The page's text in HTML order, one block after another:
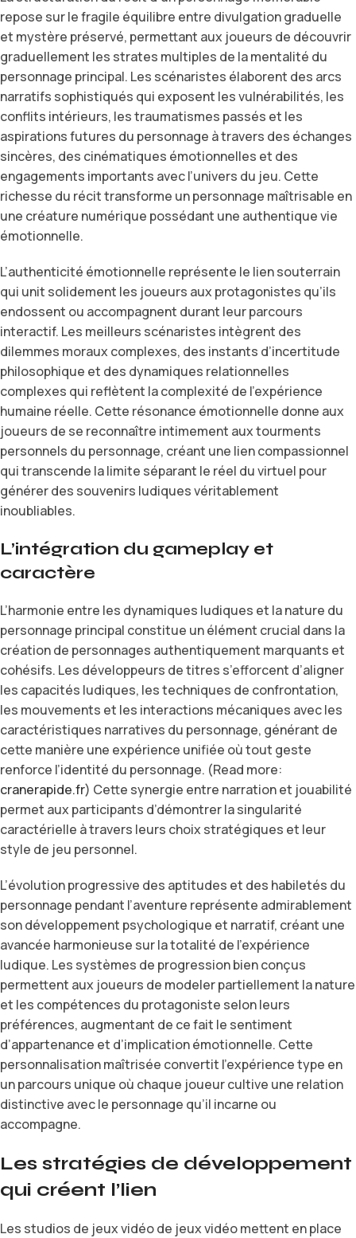
repose sur le fragile équilibre entre divulgation graduelle
et mystère préservé, permettant aux joueurs de découvrir
graduellement les strates multiples de la mentalité du
personnage principal. Les scénaristes élaborent des arcs
narratifs sophistiqués qui exposent les vulnérabilités, les
conflits intérieurs, les traumatismes passés et les
aspirations futures du personnage à travers des échanges
sincères, des cinématiques émotionnelles et des
engagements importants avec l’univers du jeu. Cette
richesse du récit transforme un personnage maîtrisable en
une créature numérique possédant une authentique vie
émotionnelle.
L’authenticité émotionnelle représente le lien souterrain
qui unit solidement les joueurs aux protagonistes qu’ils
endossent ou accompagnent durant leur parcours
interactif. Les meilleurs scénaristes intègrent des
dilemmes moraux complexes, des instants d’incertitude
philosophique et des dynamiques relationnelles
complexes qui reflètent la complexité de l’expérience
humaine réelle. Cette résonance émotionnelle donne aux
joueurs de se reconnaître intimement aux tourments
personnels du personnage, créant une lien compassionnel
qui transcende la limite séparant le réel du virtuel pour
générer des souvenirs ludiques véritablement
inoubliables.
L’intégration du gameplay et
caractère
L’harmonie entre les dynamiques ludiques et la nature du
personnage principal constitue un élément crucial dans la
création de personnages authentiquement marquants et
cohésifs. Les développeurs de titres s’efforcent d’aligner
les capacités ludiques, les techniques de confrontation,
les mouvements et les interactions mécaniques avec les
caractéristiques narratives du personnage, générant de
cette manière une expérience unifiée où tout geste
renforce l’identité du personnage. (Read more:
cranerapide.fr) Cette synergie entre narration et jouabilité
permet aux participants d’démontrer la singularité
caractérielle à travers leurs choix stratégiques et leur
style de jeu personnel.
L’évolution progressive des aptitudes et des habiletés du
personnage pendant l’aventure représente admirablement
son développement psychologique et narratif, créant une
avancée harmonieuse sur la totalité de l’expérience
ludique. Les systèmes de progression bien conçus
permettent aux joueurs de modeler partiellement la nature
et les compétences du protagoniste selon leurs
préférences, augmentant de ce fait le sentiment
d’appartenance et d’implication émotionnelle. Cette
personnalisation maîtrisée convertit l’expérience type en
un parcours unique où chaque joueur cultive une relation
distinctive avec le personnage qu’il incarne ou
accompagne.
Les stratégies de développement
qui créent l’lien
Les studios de jeux vidéo de jeux vidéo mettent en place